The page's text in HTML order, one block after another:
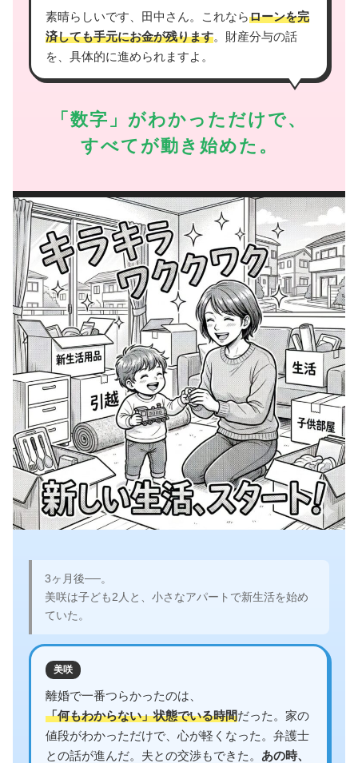
素晴らしいです、田中さん。これならローンを完
済しても手元にお金が残ります。財産分与の話
を、具体的に進められますよ。
「数字」がわかっただけで、
すべてが動き始めた。
最終話｜一歩踏み出してよかった
3ヶ月後──。
美咲は子ども2人と、小さなアパートで新生活を始め
ていた。
美咲
離婚で一番つらかったのは、
「何もわからない」状態でいる時間だった。家の
値段がわかっただけで、心が軽くなった。弁護士
との話が進んだ。夫との交渉もできた。 あの時、